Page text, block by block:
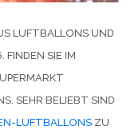
LUFTBALLONS UND
FINDEN SIE IM
SEHR BELIEBT SIND
LUFTBALLONS ZU